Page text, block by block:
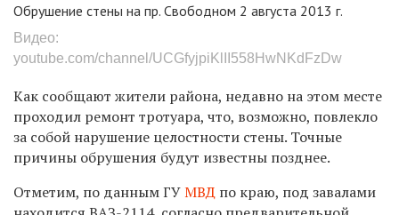
Обрушение стены на пр. Свободном 2 августа 2013 г.
Видео:
youtube.com/channel/UCGfyjpiKlII558HwNKdFzDw
Как сообщают жители района, недавно на этом месте
проходил ремонт тротуара, что, возможно, повлекло
за собой нарушение целостности стены. Точные
причины обрушения будут известны позднее.
Отметим, по данным ГУМВД по краю, под завалами